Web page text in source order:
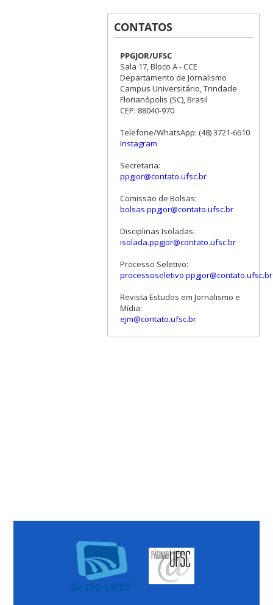
CONTATOS
PPGJOR/UFSC
Sala 17, Bloco A - CCE
Departamento de Jornalismo
Campus Universitário, Trindade
Florianópolis (SC), Brasil
CEP: 88040-970
Telefone/WhatsApp: (48) 3721-6610
Instagram
Secretaria:
ppgjor@contato.ufsc.br
Comissão de Bolsas:
bolsas.ppgjor@contato.ufsc.br
Disciplinas Isoladas:
isolada.ppgjor@contato.ufsc.br
Processo Seletivo:
processoseletivo.ppgjor@contato.ufsc.br
Revista Estudos em Jornalismo e
Mídia:
ejm@contato.ufsc.br